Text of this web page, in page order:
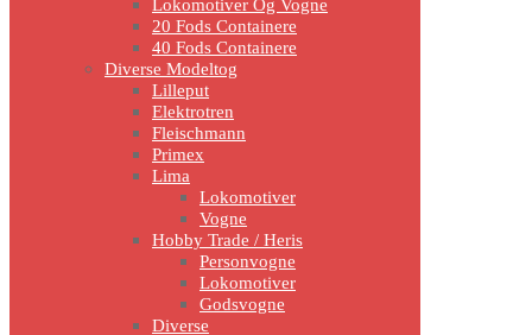
Lokomotiver Og Vogne
20 Fods Containere
40 Fods Containere
Diverse Modeltog
Lilleput
Elektrotren
Fleischmann
Primex
Lima
Lokomotiver
Vogne
Hobby Trade / Heris
Personvogne
Lokomotiver
Godsvogne
Diverse